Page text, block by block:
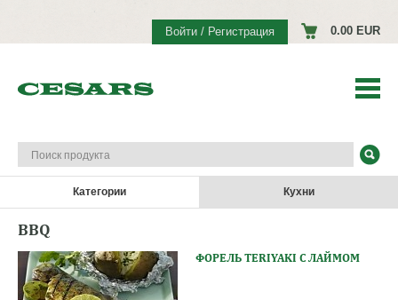
Войти / Регистрация 0.00 EUR
Категории Кухни
BBQ
ФОРЕЛЬ TERIYAKI С ЛАЙМОМ